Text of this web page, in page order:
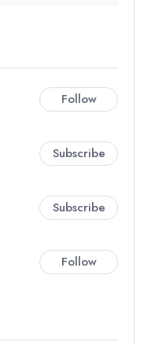
Follow
Subscribe
Subscribe
Follow